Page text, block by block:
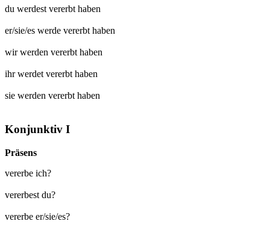
du werdest vererbt haben
er/sie/es werde vererbt haben
wir werden vererbt haben
ihr werdet vererbt haben
sie werden vererbt haben
Konjunktiv I
Präsens
vererbe ich?
vererbest du?
vererbe er/sie/es?